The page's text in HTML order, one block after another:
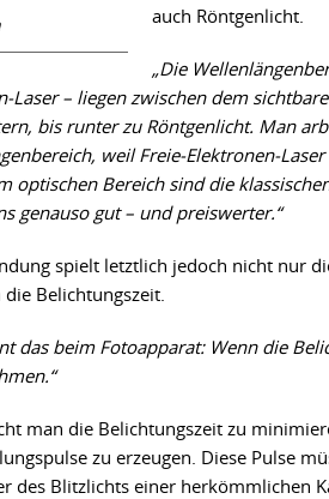
auch Röntgenlicht.
„Die
Laser – liegen zwischen dem
bis runter zu Röntgenlicht. Man
weil Freie-Elektronen-
optischen Bereich sind die
genauso gut – und preiswerter.“
spielt letztlich jedoch nicht nur
Belichtungszeit.
das beim Fotoapparat: Wenn die
man die Belichtungszeit zu
zu erzeugen. Diese Pulse
des Blitzlichts einer herkömmlichen